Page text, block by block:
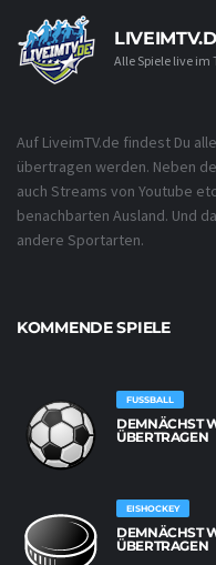
Alle Spiele live im
Auf LiveimTV.de findest Du
übertragen werden. Neben
auch Streams von Youtube
benachbarten Ausland. Und
andere Sportarten.
KOMMENDE SPIELE
FUSSBALL
DEMNÄCHST
BERTRAGEN
EISHOCKEY
DEMNÄCHST
ÜBERTRAGEN